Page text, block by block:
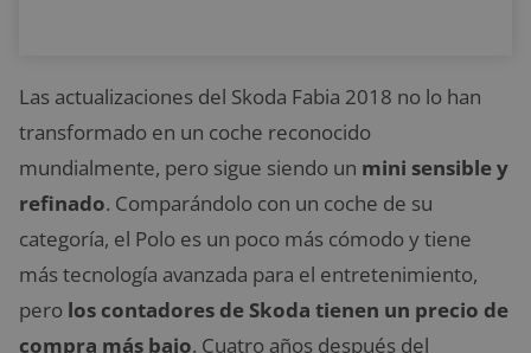
Las actualizaciones del Skoda Fabia 2018 no lo han
transformado en un coche reconocido
mundialmente, pero sigue siendo un mini sensible y
refinado. Comparándolo con un coche de su
categoría, el Polo es un poco más cómodo y tiene
más tecnología avanzada para el entretenimiento,
pero los contadores de Skoda tienen un precio de
compra más bajo. Cuatro años después del